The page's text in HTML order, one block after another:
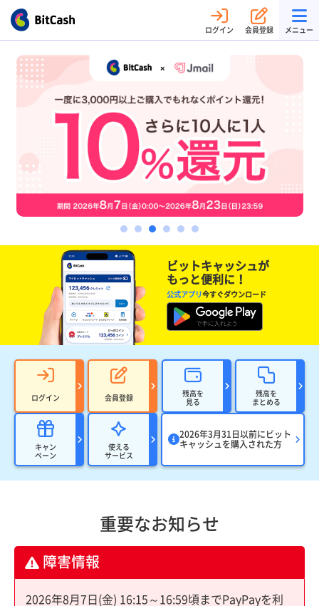
ログイン 会員登録 メニュー
ビットキャッシュが
もっと便利に！
公式アプリ今すぐダウンロード
ログイン 会員登録
残高を
見る
残高を
まとめる
キャン
ペーン
使える
サービス
2026年3月31日以前にビット
キャッシュを購入された方
重要なお知らせ
障害情報
2026年8月7日(金) 16:15～16:59頃までPayPayを利